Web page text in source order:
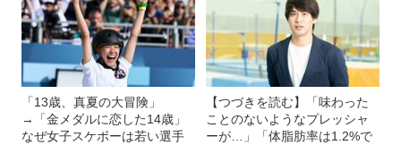
「13歳、真夏の大冒険」
→「金メダルに恋した14歳」
なぜ女子スケボーは若い選手
【つづきを読む】「味わった
ことのないようなプレッシャ
ーが…」「体脂肪率は1.2%で